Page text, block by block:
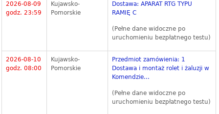
2026-08-09
godz. 23:59
Kujawsko-
Pomorskie
Dostawa: APARAT RTG TYPU
RAMIĘ C
(Pełne dane widoczne po
uruchomieniu bezpłatnego testu)
2026-08-10
godz. 08:00
Kujawsko-
Pomorskie
Przedmiot zamówienia: 1
Dostawa i montaż rolet i żaluzji w
Komendzie...
(Pełne dane widoczne po
uruchomieniu bezpłatnego testu)